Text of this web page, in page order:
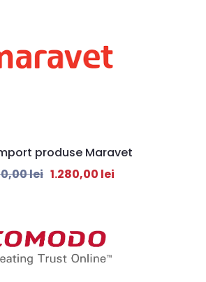
produse Maravet
lei 1.280,00 lei